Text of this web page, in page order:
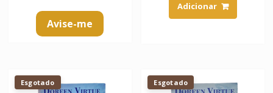
Avise-me
Adicionar
Esgotado Esgotado